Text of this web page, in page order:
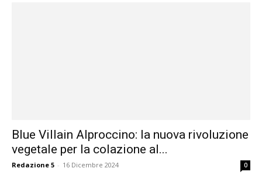
Blue Villain Alproccino: la nuova rivoluzione
vegetale per la colazione al...
Redazione 5 - 16 Dicembre 2024 0